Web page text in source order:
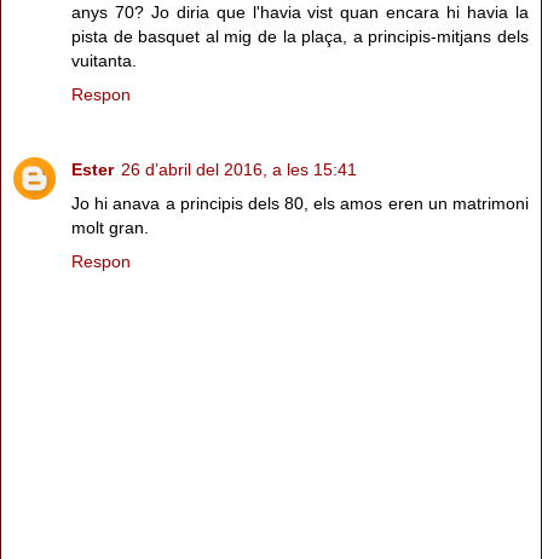
anys 70? Jo diria que l'havia vist quan encara hi havia la
pista de basquet al mig de la plaça, a principis-mitjans dels
vuitanta.
Respon
Ester 26 d’abril del 2016, a les 15:41
Jo hi anava a principis dels 80, els amos eren un matrimoni
molt gran.
Respon